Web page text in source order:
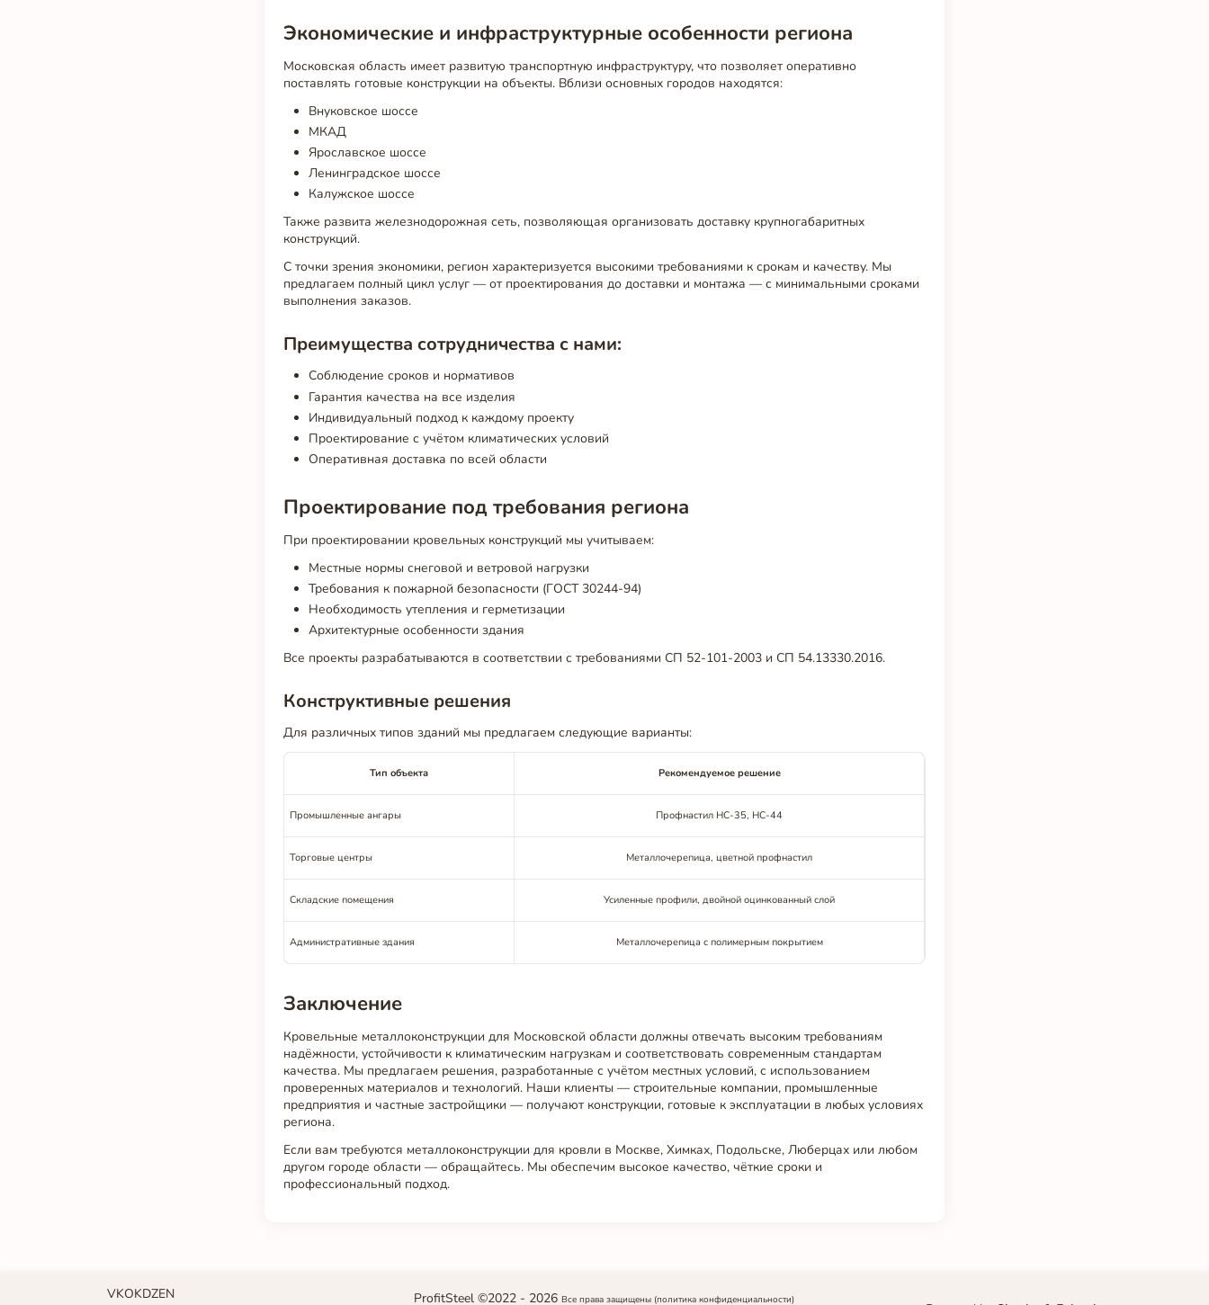
Экономические и инфраструктурные особенности региона
Московская область имеет развитую транспортную инфраструктуру, что позволяет оперативно
поставлять готовые конструкции на объекты. Вблизи основных городов находятся:
Внуковское шоссе
МКАД
Ярославское шоссе
Ленинградское шоссе
Калужское шоссе
Также развита железнодорожная сеть, позволяющая организовать доставку крупногабаритных
конструкций.
С точки зрения экономики, регион характеризуется высокими требованиями к срокам и качеству. Мы
предлагаем полный цикл услуг — от проектирования до доставки и монтажа — с минимальными сроками
выполнения заказов.
Преимущества сотрудничества с нами:
Соблюдение сроков и нормативов
Гарантия качества на все изделия
Индивидуальный подход к каждому проекту
Проектирование с учётом климатических условий
Оперативная доставка по всей области
Проектирование под требования региона
При проектировании кровельных конструкций мы учитываем:
Местные нормы снеговой и ветровой нагрузки
Требования к пожарной безопасности (ГОСТ 30244-94)
Необходимость утепления и герметизации
Архитектурные особенности здания
Все проекты разрабатываются в соответствии с требованиями СП 52-101-2003 и СП 54.13330.2016.
Конструктивные решения
Для различных типов зданий мы предлагаем следующие варианты:
Тип объекта Рекомендуемое решение
Промышленные ангары Профнастил НС-35, НС-44
Торговые центры Металлочерепица, цветной профнастил
Складские помещения Усиленные профили, двойной оцинкованный слой
Административные здания Металлочерепица с полимерным покрытием
Заключение
Кровельные металлоконструкции для Московской области должны отвечать высоким требованиям
надёжности, устойчивости к климатическим нагрузкам и соответствовать современным стандартам
качества. Мы предлагаем решения, разработанные с учётом местных условий, с использованием
проверенных материалов и технологий. Наши клиенты — строительные компании, промышленные
предприятия и частные застройщики — получают конструкции, готовые к эксплуатации в любых условиях
региона.
Если вам требуются металлоконструкции для кровли в Москве, Химках, Подольске, Люберцах или любом
другом городе области — обращайтесь. Мы обеспечим высокое качество, чёткие сроки и
профессиональный подход.
VKOKDZEN ProfitSteel ©2022 - 2026 Все права защищены (политика конфиденциальности)